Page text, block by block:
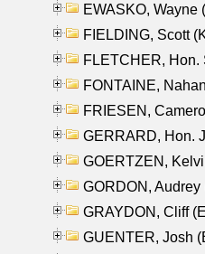
EWASKO, Wayne
FIELDING, Scott
FLETCHER,
FONTAINE,
FRIESEN,
GERRARD, Hon.
GOERTZEN,
GORDON,
GRAYDON, Cliff
GUENTER, Josh